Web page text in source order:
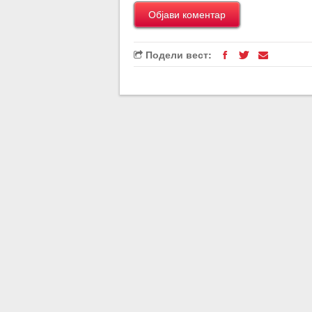
Подели вест: